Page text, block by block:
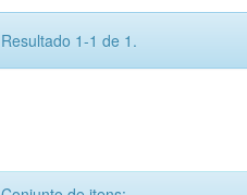
Resultado 1-1 de 1.